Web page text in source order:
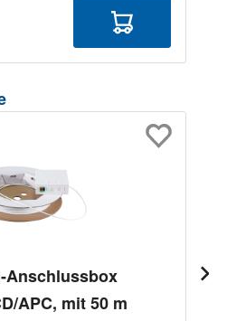
Anschlussbox
APC, mit 50 m